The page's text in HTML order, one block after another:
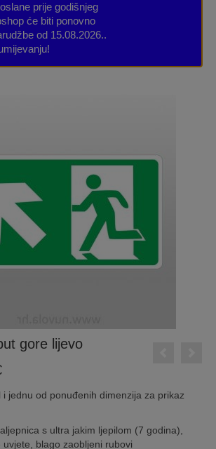
prije godišnjeg
će biti ponovno
od 15.08.2026..
gore lijevo
Price
2,40€
6,00€
jednu od ponuđenih dimenzija za prikaz
s ultra jakim ljepilom (7 godina),
blago zaobljeni rubovi